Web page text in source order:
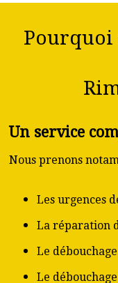
Un service
Nous prenons
Les urgences
La réparation
Le
Le